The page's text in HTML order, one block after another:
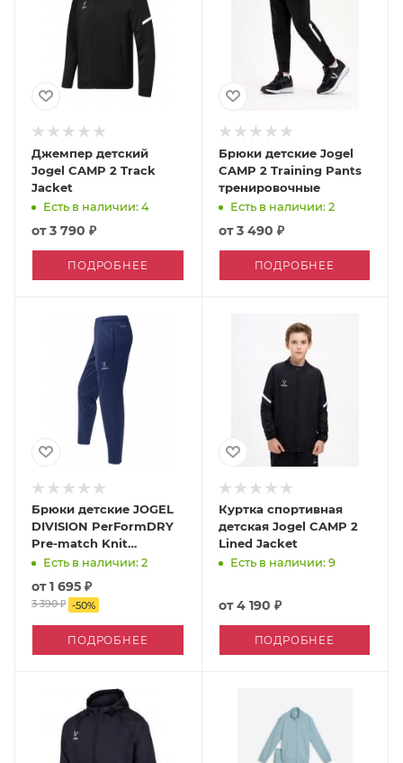
Джемпер детский
Jogel CAMP 2 Track
Jacket
Есть в наличии: 4
от3 790 ₽
ПОДРОБНЕЕ
Брюки детские Jogel
CAMP 2 Training Pants
тренировочные
Есть в наличии: 2
от3 490 ₽
ПОДРОБНЕЕ
Брюки детские JOGEL
DIVISION PerFormDRY
Pre-match Knit
тренировочные
Есть в наличии: 2
от1 695 ₽
3 390 ₽ -50%
ПОДРОБНЕЕ
Куртка спортивная
детская Jogel CAMP 2
Lined Jacket
Есть в наличии: 9
от4 190 ₽
ПОДРОБНЕЕ